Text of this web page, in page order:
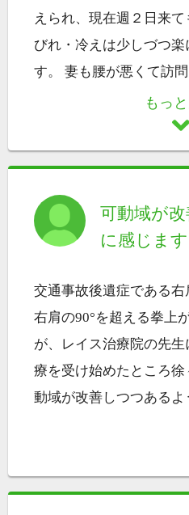
えられ、現在週２日来
びれ・冷えは少しづつ楽
す。 妻も腰が悪くて訪
もっ
可動域が
に感じます
交通事故後遺症である
右肩の90°を超える拳上
が、レイス治療院の先
療を受け始めたところ
動域が改善しつつあるよ